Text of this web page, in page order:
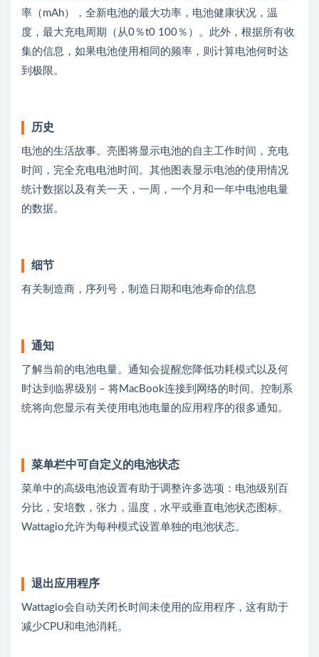
率（mAh），全新电池的最大功率，电池健康状况，温
度，最大充电周期（从0％t0 100％）。此外，根据所有收
集的信息，如果电池使用相同的频率，则计算电池何时达
到极限。
历史
电池的生活故事。亮图将显示电池的自主工作时间，充电
时间，完全充电电池时间。其他图表显示电池的使用情况
统计数据以及有关一天，一周，一个月和一年中电池电量
的数据。
细节
有关制造商，序列号，制造日期和电池寿命的信息
通知
了解当前的电池电量。通知会提醒您降低功耗模式以及何
时达到临界级别 – 将MacBook连接到网络的时间。控制系
统将向您显示有关使用电池电量的应用程序的很多通知。
菜单栏中可自定义的电池状态
菜单中的高级电池设置有助于调整许多选项：电池级别百
分比，安培数，张力，温度，水平或垂直电池状态图标。
Wattagio允许为每种模式设置单独的电池状态。
退出应用程序
Wattagio会自动关闭长时间未使用的应用程序，这有助于
减少CPU和电池消耗。